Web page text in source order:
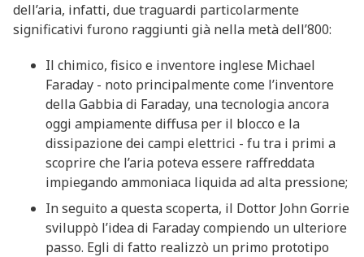
dell’aria, infatti, due traguardi particolarmente
significativi furono raggiunti già nella metà dell’800:
Il chimico, fisico e inventore inglese Michael
Faraday - noto principalmente come l’inventore
della Gabbia di Faraday, una tecnologia ancora
oggi ampiamente diffusa per il blocco e la
dissipazione dei campi elettrici - fu tra i primi a
scoprire che l’aria poteva essere raffreddata
impiegando ammoniaca liquida ad alta pressione;
In seguito a questa scoperta, il Dottor John Gorrie
sviluppò l’idea di Faraday compiendo un ulteriore
passo. Egli di fatto realizzò un primo prototipo